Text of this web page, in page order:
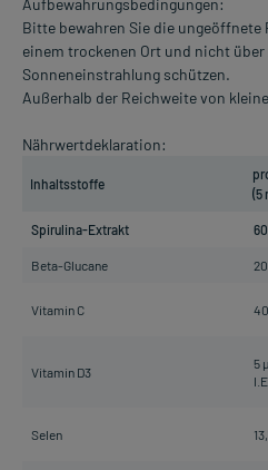
Aufbewahrungsbedingungen:
Bitte bewahren Sie die ungeöffnete
einem trockenen Ort und nicht über
Sonneneinstrahlung schützen.
Außerhalb der Reichweite von
Nährwertdeklaration:
Inhaltsstoffe
(5
Spirulina-Extrakt
Beta-Glucane
Vitamin C
Vitamin D3
5
Selen